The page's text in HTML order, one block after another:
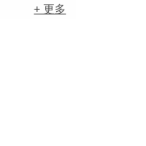
+ 更多